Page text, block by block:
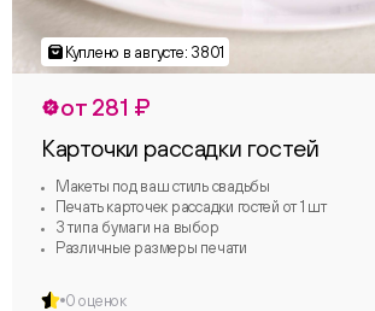
от 281 ₽
Карточки рассадки гостей
Макеты под ваш стиль свадьбы
Печать карточек рассадки гостей от 1 шт
3 типа бумаги на выбор
Различные размеры печати
0 оценок